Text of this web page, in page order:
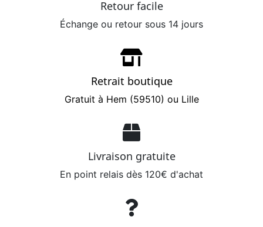
Retour facile
Échange ou retour sous 14 jours
Retrait boutique
Gratuit à Hem (59510) ou Lille
Livraison gratuite
En point relais dès 120€ d'achat